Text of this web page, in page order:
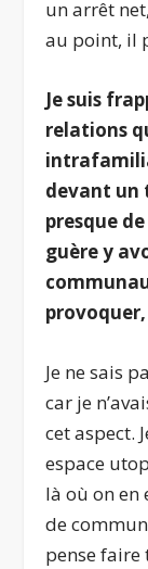
un arrêt
au point, il
Je suis
relations
devant un
presque
guère y
Je ne sais
car je
cet aspect.
espace
là où on en
de
pense faire